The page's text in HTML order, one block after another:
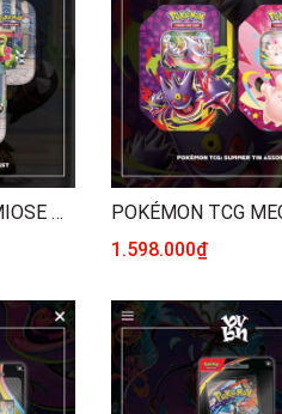
POKÉMON TCG: LUMIOSE CITY MINI TIN
1.598.000₫